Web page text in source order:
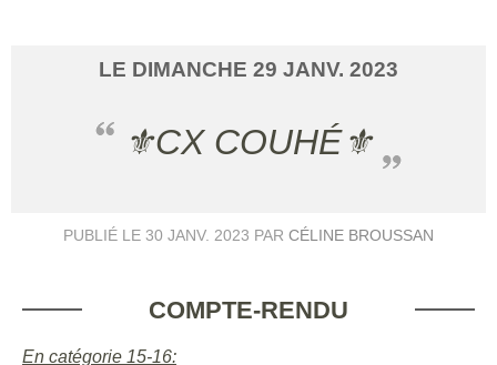
LE DIMANCHE 29 JANV. 2023
⚜️CX COUHÉ⚜️
PUBLIÉ LE 30 JANV. 2023 PAR CÉLINE BROUSSAN
COMPTE-RENDU
En catégorie 15-16: